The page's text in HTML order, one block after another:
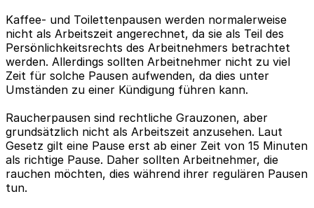
Kaffee- und Toilettenpausen werden normalerweise
nicht als Arbeitszeit angerechnet, da sie als Teil des
Persönlichkeitsrechts des Arbeitnehmers betrachtet
werden. Allerdings sollten Arbeitnehmer nicht zu viel
Zeit für solche Pausen aufwenden, da dies unter
Umständen zu einer Kündigung führen kann.
Raucherpausen sind rechtliche Grauzonen, aber
grundsätzlich nicht als Arbeitszeit anzusehen. Laut
Gesetz gilt eine Pause erst ab einer Zeit von 15 Minuten
als richtige Pause. Daher sollten Arbeitnehmer, die
rauchen möchten, dies während ihrer regulären Pausen
tun.